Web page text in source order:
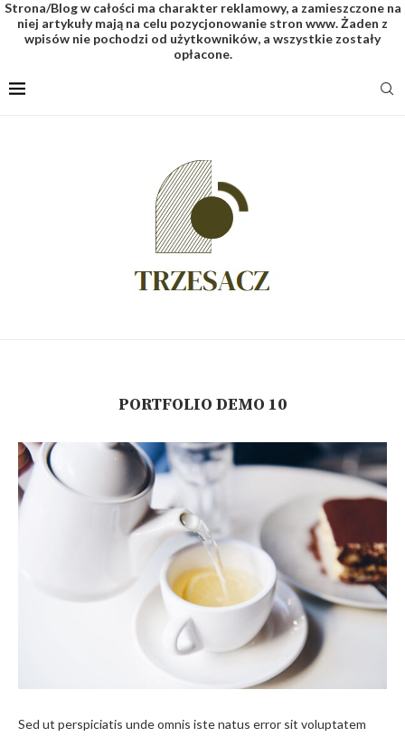
Strona/Blog w całości ma charakter reklamowy, a zamieszczone na
niej artykuły mają na celu pozycjonowanie stron www. Żaden z
wpisów nie pochodzi od użytkowników, a wszystkie zostały
opłacone.
PORTFOLIO DEMO 10
Sed ut perspiciatis unde omnis iste natus error sit voluptatem